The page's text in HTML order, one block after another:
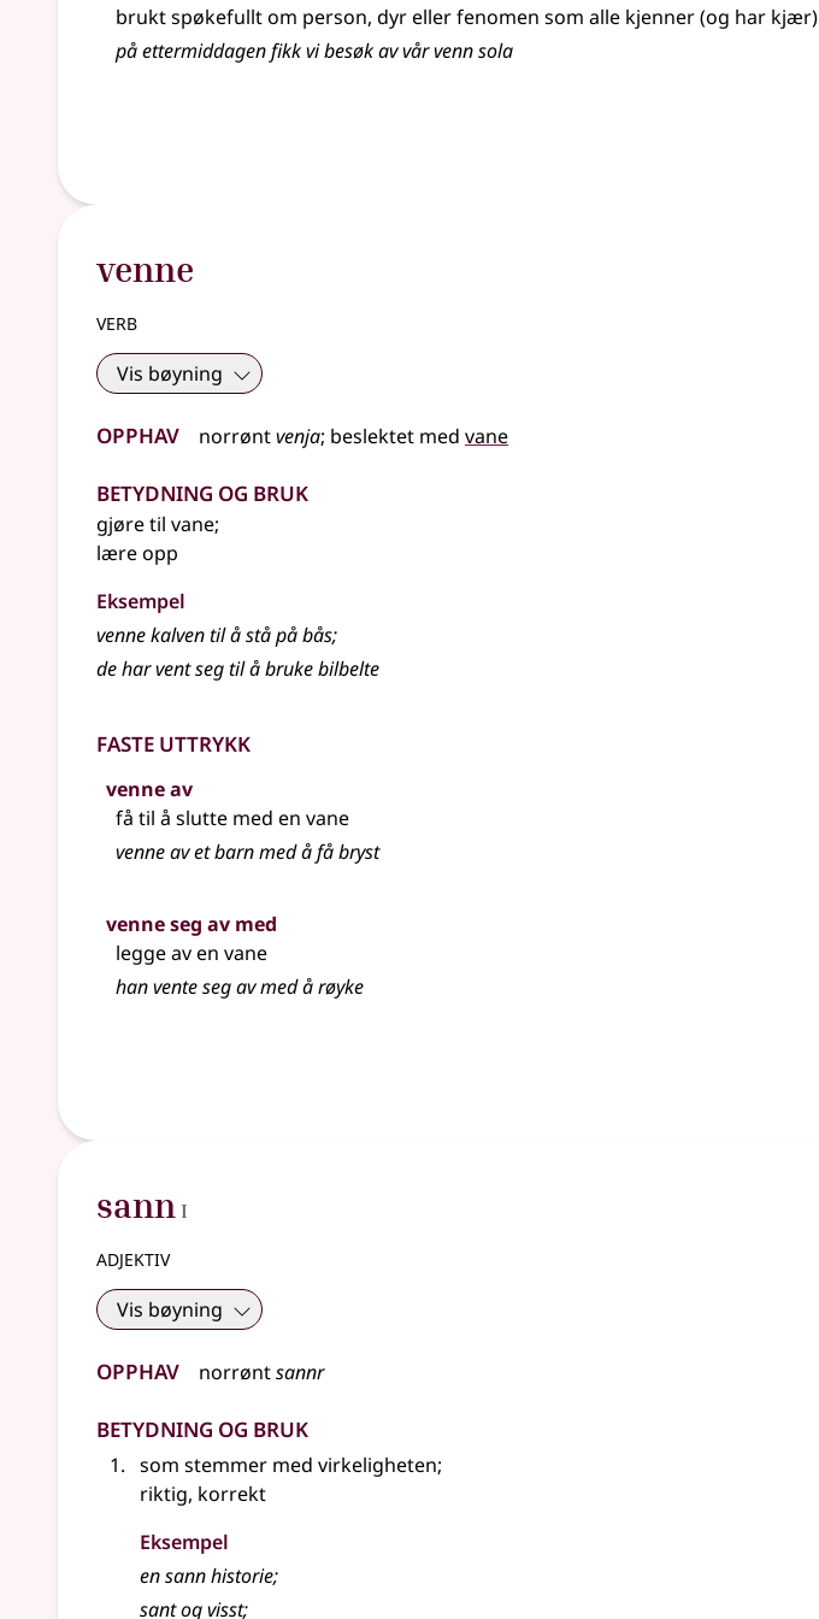
brukt spøkefullt om person, dyr eller fenomen som alle kjenner (og har kjær)
på ettermiddagen fikk vi besøk av vår venn sola
venne
verb
Vis bøyning
Opphav norrøntvenja; beslektet med vane
Betydning og bruk
gjøre til vane;
lære opp
Eksempel
vennekalven til å stå på bås;
de har vent seg til å bruke bilbelte
Faste uttrykk
venne av
få til å slutte med en vane
venne av et barn med å få bryst
venne seg av med
legge av en vane
han vente seg av med å røyke
sann I
adjektiv
Vis bøyning
Opphav norrøntsannr
Betydning og bruk
som stemmer med virkeligheten;
riktig, korrekt
Eksempel
ensannhistorie;
sant og visst;